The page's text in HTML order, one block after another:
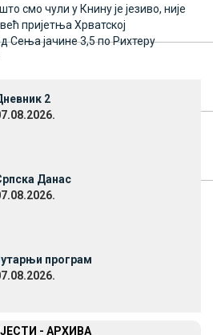
to the default values
смо чули у Книну је језиво, није
пријетња Хрватској
Сења јачине 3,5 по Рихтеру
2
Данас
програм
- АРХИВА